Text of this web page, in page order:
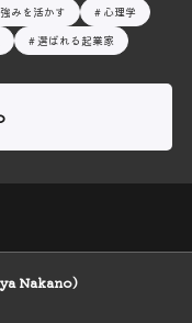
強みを活かす
心理学
選ばれる起業家
Nakano)